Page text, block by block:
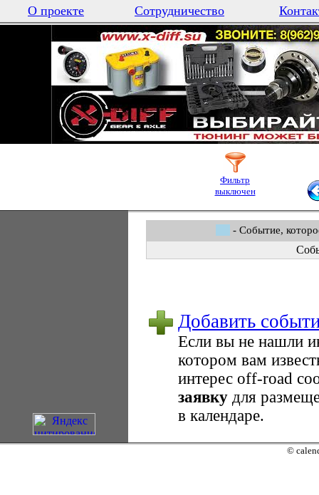
О проекте Сотрудничество
Фильтр
выключен
- Событие,
Добавить
Если вы не нашли
котором вам
интерес оff-road
заявку для
в календаре.
©